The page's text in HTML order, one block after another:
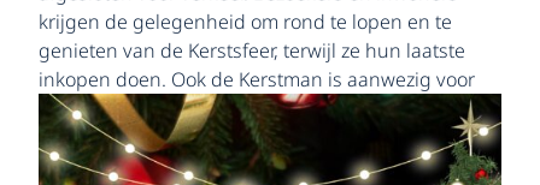
krijgen de gelegenheid om rond te lopen en te
genieten van de Kerstsfeer, terwijl ze hun laatste
inkopen doen. Ook de Kerstman is aanwezig voor